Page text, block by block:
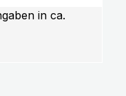
in ca.